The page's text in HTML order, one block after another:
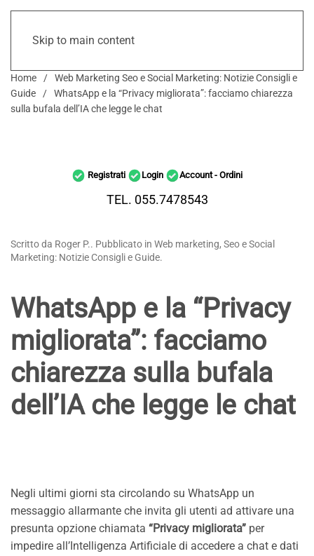
Skip to main content
Home
Web Marketing Seo e Social Marketing: Notizie Consigli e
Guide
WhatsApp e la “Privacy migliorata”: facciamo chiarezza
sulla bufala dell’IA che legge le chat
Registrati Login Account - Ordini
TEL. 055.7478543
Scritto da Roger P.. Pubblicato in Web marketing, Seo e Social
Marketing: Notizie Consigli e Guide.
WhatsApp e la “Privacy
migliorata”: facciamo
chiarezza sulla bufala
dell’IA che legge le chat
Negli ultimi giorni sta circolando su WhatsApp un
messaggio allarmante che invita gli utenti ad attivare una
presunta opzione chiamata “Privacy migliorata” per
impedire all’Intelligenza Artificiale di accedere a chat e dati